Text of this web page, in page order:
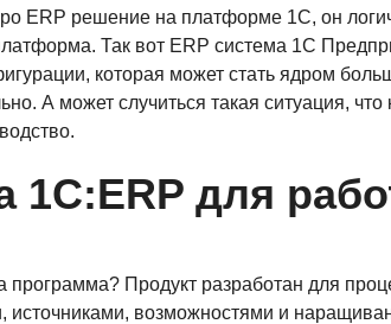
ERP решение на платформе 1С, он
Так вот ERP система 1С
которая может стать ядром
А может случиться такая ситуация,
1С:ERP для
программа? Продукт разработан для
источниками, возможностями и